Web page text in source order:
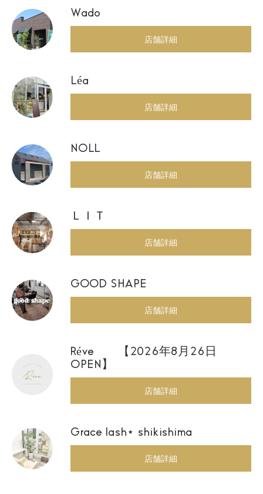
Wado
店舗詳細
Léa
店舗詳細
NOLL
店舗詳細
ＬＩＴ
店舗詳細
GOOD SHAPE
店舗詳細
Réve 【2026年8月26日
OPEN】
店舗詳細
Grace lash⋆ shikishima
店舗詳細